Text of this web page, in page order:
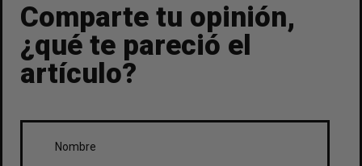
Comparte tu opinión,
¿qué te pareció el
artículo?